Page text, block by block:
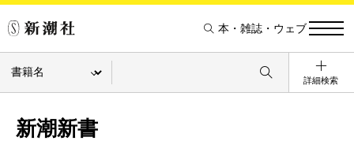
本・雑誌・ウェブ
詳細検索
新潮新書